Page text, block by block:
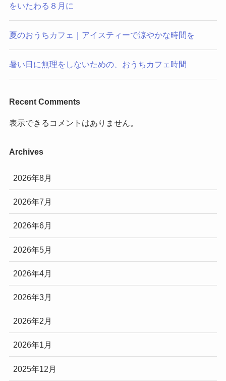
をいたわる８月に
夏のおうちカフェ｜アイスティーで涼やかな時間を
暑い日に無理をしないための、おうちカフェ時間
Recent Comments
表示できるコメントはありません。
Archives
2026年8月
2026年7月
2026年6月
2026年5月
2026年4月
2026年3月
2026年2月
2026年1月
2025年12月